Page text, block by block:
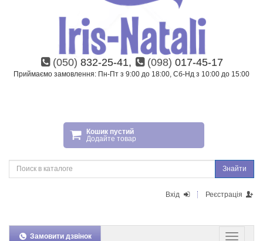
(050) 832-25-41, (098) 017-45-17
Приймаємо замовлення: Пн-Пт з 9:00 до 18:00, Сб-Нд з 10:00 до 15:00
Кошик пустий
Додайте товар
Знайти
Вхід Реєстрація
Замовити дзвінок